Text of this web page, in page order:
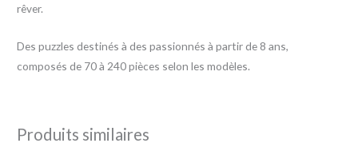
rêver.
Des puzzles destinés à des passionnés à partir de 8 ans,
composés de 70 à 240 pièces selon les modèles.
Produits similaires